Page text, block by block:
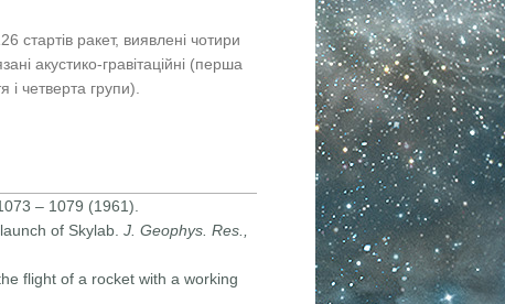
стартів ракет, виявлені чотири
акустико-гравітаційні (перша
і четверта групи).
– 1079 (1961).
of Skylab. J. Geophys. Res.,
flight of a rocket with a working